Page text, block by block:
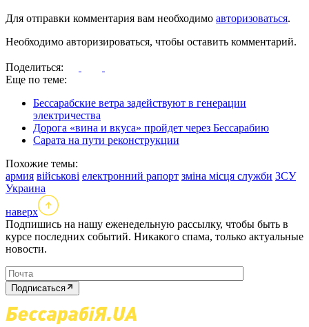
Для отправки комментария вам необходимо авторизоваться.
Необходимо авторизироваться, чтобы оставить комментарий.
Поделиться:
Еще по теме:
Бессарабские ветра задействуют в генерации
электричества
Дорога «вина и вкуса» пройдет через Бессарабию
Сарата на пути реконструкции
Похожие темы:
армия військові електронний рапорт зміна місця служби ЗСУ
Украина
наверх
Подпишись на нашу еженедельную рассылку, чтобы быть в
курсе последних событий. Никакого спама, только актуальные
новости.
Подписаться